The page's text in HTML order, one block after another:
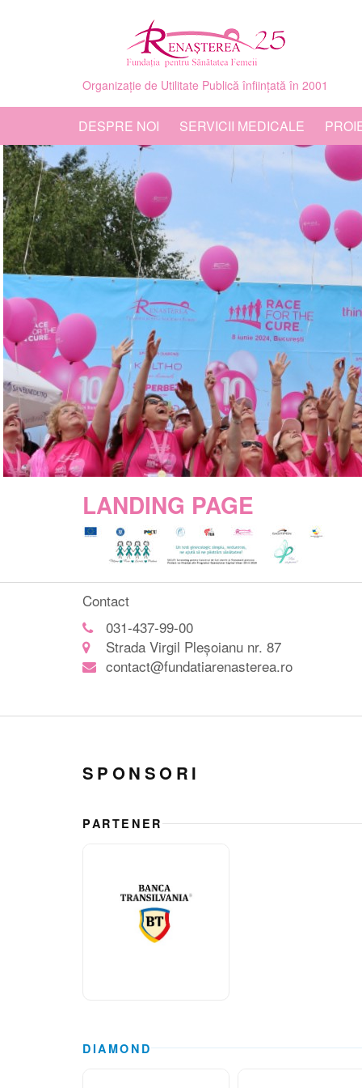
Organizație de Utilitate Publică înființată în 2001
DESPRE NOI SERVICII MEDICALE
LANDING PAGE
Contact
031-437-99-00
Strada Virgil Pleșoianu nr. 87
contact@fundatiarenasterea.ro
SPONSORI
PARTENER
DIAMOND